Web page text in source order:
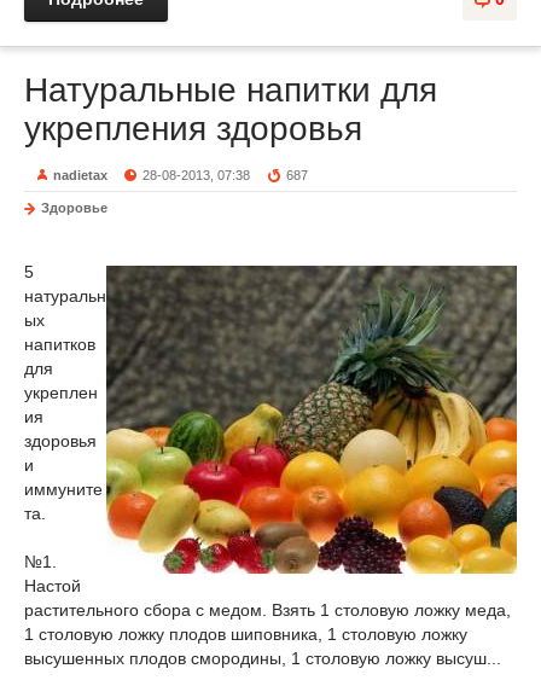
Натуральные напитки для
укрепления здоровья
nadietax 28-08-2013, 07:38 687
Здоровье
5
натуральн
ых
напитков
для
укреплен
ия
здоровья
и
иммуните
та.
№1.
Настой
растительного сбора с медом. Взять 1 столовую ложку меда,
1 столовую ложку плодов шиповника, 1 столовую ложку
высушенных плодов смородины, 1 столовую ложку высуш...